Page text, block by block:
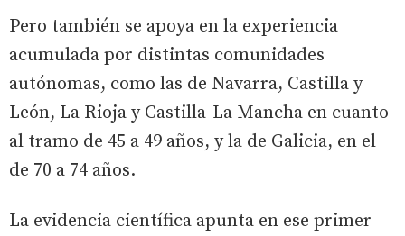
Pero también se apoya en la experiencia
acumulada por distintas comunidades
autónomas, como las de Navarra, Castilla y
León, La Rioja y Castilla-La Mancha en cuanto
al tramo de 45 a 49 años, y la de Galicia, en el
de 70 a 74 años.
La evidencia científica apunta en ese primer